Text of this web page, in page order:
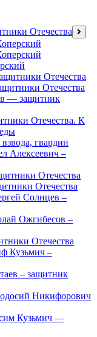
Отечества
меню
Отечества
Отечества
— защитник
Отечества. К
гвардии
Алексеевич –
Отечества
Отечества
Солнцев –
Ожгибесов –
Отечества
Кузьмич –
– защитник
Никифорович
Кузьмич —